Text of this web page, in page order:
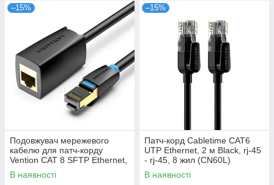
–15%
Подовжувач мережевого
кабелю для патч-корду
Vention CAT 8 SFTP Ethernet,
2 m, Black, rj-45 - rj-45, 8 жил
(IKHBH)
В наявності
–15%
Патч-корд Cabletime CAT6
UTP Ethernet, 2 м Black, rj-45
- rj-45, 8 жил (CN60L)
В наявності